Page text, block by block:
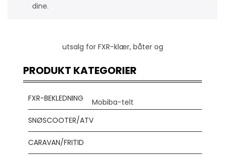
dine.
PRODUKT KATEGORIER
FXR-BEKLEDNING
SNØSCOOTER/ATV
CARAVAN/FRITID